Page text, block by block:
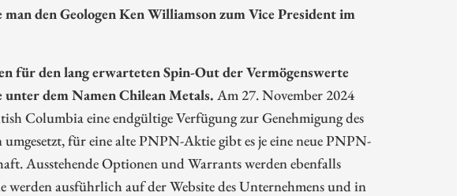
den Geologen Ken Williamson zum Vice President im
für den lang erwarteten Spin-Out der Vermögenswerte
dem Namen Chilean Metals. Am 27. November 2024
Columbia eine endgültige Verfügung zur Genehmigung des
für eine alte PNPN-Aktie gibt es je eine neue PNPN-
Ausstehende Optionen und Warrants werden ebenfalls
ausführlich auf der Website des Unternehmens und in